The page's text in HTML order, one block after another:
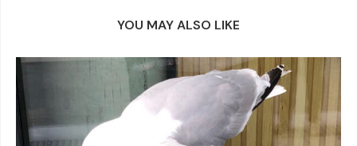
YOU MAY ALSO LIKE